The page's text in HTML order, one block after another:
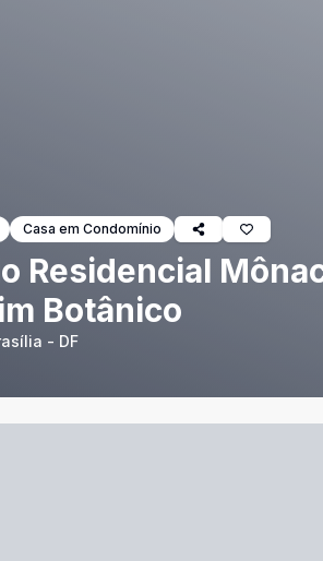
Casa em Condomínio
Residencial
Botânico
- DF